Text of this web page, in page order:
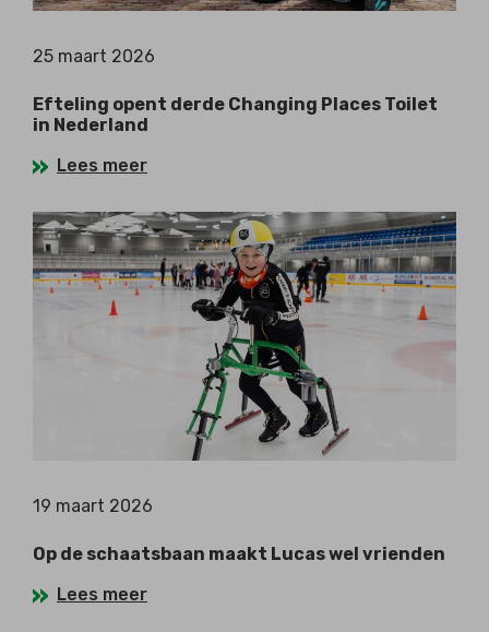
25 maart 2026
Efteling opent derde Changing Places Toilet
in Nederland
Lees meer
19 maart 2026
Op de schaatsbaan maakt Lucas wel vrienden
Lees meer